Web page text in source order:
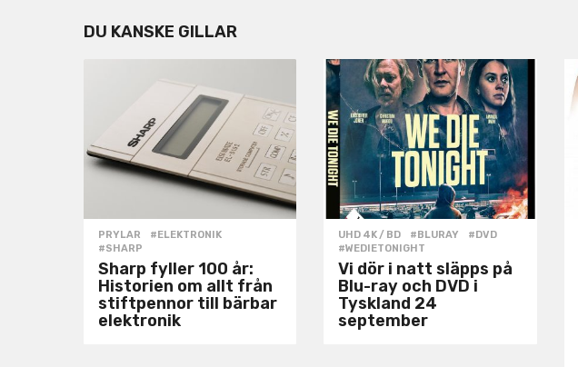
n
o
n
DU KANSKE GILLAR
PRYLAR #ELEKTRONIK
#SHARP
Sharp fyller 100 år:
Historien om allt från
stiftpennor till bärbar
elektronik
UHD 4K / BD #BLURAY ,#DVD
#WEDIETONIGHT
Vi dör i natt släpps på
Blu-ray och DVD i
Tyskland 24
september